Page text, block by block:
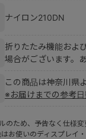
この商品は神奈川県
※お届けまでの参考
ナイロン210DN
のため、予告なく仕様変
お使いのディスプレイ
折りたたみ機能およ
場合がございます。